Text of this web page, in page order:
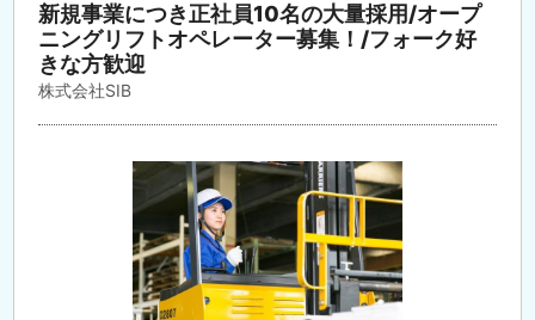
新規事業につき正社員10名の大量採用/オープ
ニングリフトオペレーター募集！/フォーク好
きな方歓迎
株式会社SIB